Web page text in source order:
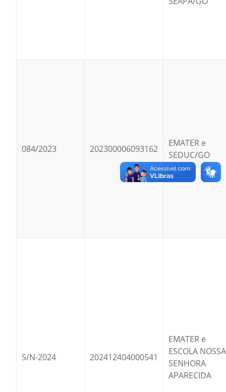
084/2023 202300006093162
EMATER e
SEDUC/GO
S/N-2024 202412404000541
EMATER e
ESCOLA NOSSA
SENHORA
APARECIDA